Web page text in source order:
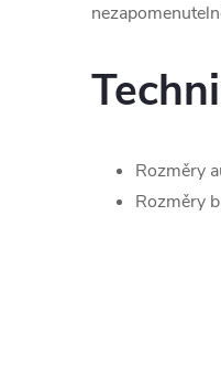
Rozměry
Rozměry